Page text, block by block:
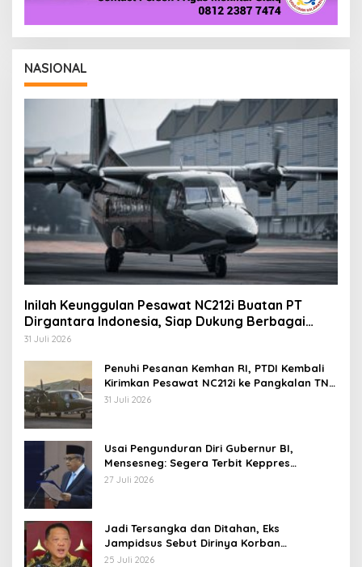
NASIONAL
Inilah Keunggulan Pesawat NC212i Buatan PT
Dirgantara Indonesia, Siap Dukung Berbagai
Operasi TNI
31 Juli 2026
Penuhi Pesanan Kemhan RI, PTDI Kembali
Kirimkan Pesawat NC212i ke Pangkalan TNI
AU
31 Juli 2026
Usai Pengunduran Diri Gubernur BI,
Mensesneg: Segera Terbit Keppres
Pemberhentian dengan Hormat
27 Juli 2026
Jadi Tersangka dan Ditahan, Eks
Jampidsus Sebut Dirinya Korban
Kriminalisasi
25 Juli 2026